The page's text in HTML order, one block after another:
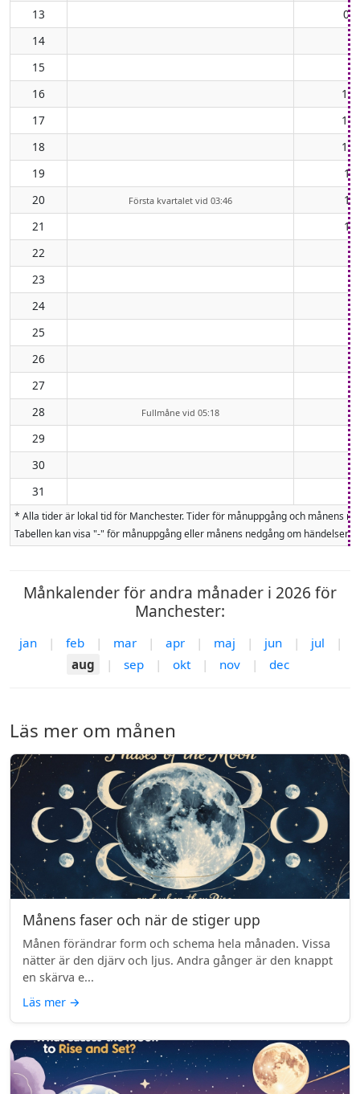
13
14
15
16
17
18
19
20
Första kvartalet vid 03:46
21
22
23
24
25
26
27
28
Fullmåne vid 05:18
29
30
31
* Alla tider är lokal tid för Manchester. Tider för månuppgång och månens
Tabellen kan visa "-" för månuppgång eller månens nedgång om
Månkalender för andra månader i 2026 för
Manchester:
jan | feb | mar | apr | maj | jun | jul
|
aug
| sep | okt | nov | dec
Läs mer om månen
Månens faser och när de stiger upp
Månen förändrar form och schema hela månaden. Vissa
nätter är den djärv och ljus. Andra gånger är den knappt
en skärva e...
Läs mer →